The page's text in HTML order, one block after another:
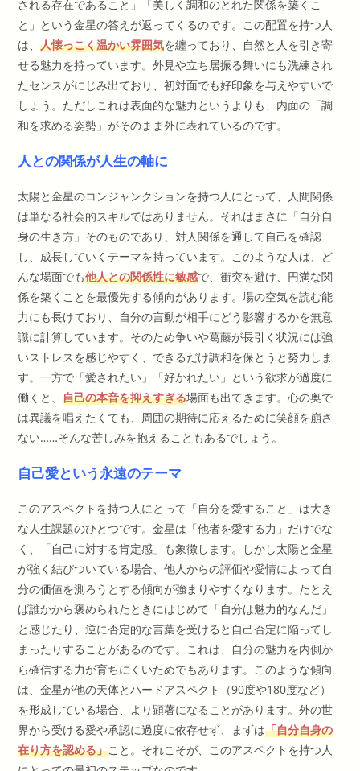
される存在であること」「美しく調和のとれた関係を築くこ
と」という金星の答えが返ってくるのです。この配置を持つ人
は、人懐っこく温かい雰囲気を纏っており、自然と人を引き寄
せる魅力を持っています。外見や立ち居振る舞いにも洗練され
たセンスがにじみ出ており、初対面でも好印象を与えやすいで
しょう。ただしこれは表面的な魅力というよりも、内面の「調
和を求める姿勢」がそのまま外に表れているのです。
人との関係が人生の軸に
太陽と金星のコンジャンクションを持つ人にとって、人間関係
は単なる社会的スキルではありません。それはまさに「自分自
身の生き方」そのものであり、対人関係を通して自己を確認
し、成長していくテーマを持っています。このような人は、ど
んな場面でも他人との関係性に敏感で、衝突を避け、円満な関
係を築くことを最優先する傾向があります。場の空気を読む能
力にも長けており、自分の言動が相手にどう影響するかを無意
識に計算しています。そのため争いや葛藤が長引く状況には強
いストレスを感じやすく、できるだけ調和を保とうと努力しま
す。一方で「愛されたい」「好かれたい」という欲求が過度に
働くと、自己の本音を抑えすぎる場面も出てきます。心の奥で
は異議を唱えたくても、周囲の期待に応えるために笑顔を崩さ
ない……そんな苦しみを抱えることもあるでしょう。
自己愛という永遠のテーマ
このアスペクトを持つ人にとって「自分を愛すること」は大き
な人生課題のひとつです。金星は「他者を愛する力」だけでな
く、「自己に対する肯定感」も象徴します。しかし太陽と金星
が強く結びついている場合、他人からの評価や愛情によって自
分の価値を測ろうとする傾向が強まりやすくなります。たとえ
ば誰かから褒められたときにはじめて「自分は魅力的なんだ」
と感じたり、逆に否定的な言葉を受けると自己否定に陥ってし
まったりすることがあるのです。これは、自分の魅力を内側か
ら確信する力が育ちにくいためでもあります。このような傾向
は、金星が他の天体とハードアスペクト（90度や180度など）
を形成している場合、より顕著になることがあります。外の世
界から受ける愛や承認に過度に依存せず、まずは「自分自身の
在り方を認める」こと。それこそが、このアスペクトを持つ人